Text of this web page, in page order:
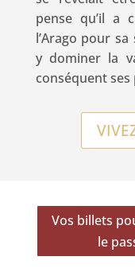
pense qu’il a
l’Arago pour
y dominer la
conséquent ses
Vos billets
le